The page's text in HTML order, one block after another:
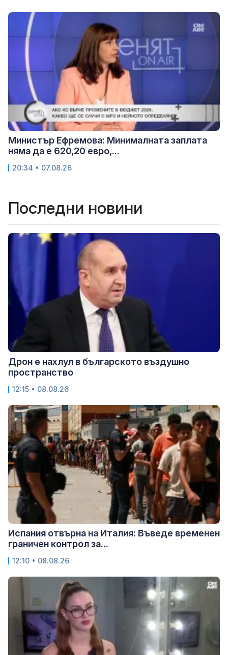
Министър Ефремова: Минималната заплата
няма да е 620,20 евро,...
20:34 • 07.08.26
Последни новини
Дрон е нахлул в българското въздушно
пространство
12:15 • 08.08.26
Испания отвърна на Италия: Въведе временен
граничен контрол за...
12:10 • 08.08.26